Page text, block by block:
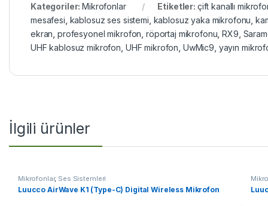
Kategoriler:Mikrofonlar Etiketler: çift kanallı
mesafesi kablosuz ses sistemi kablosuz yaka mikrofonu ,
ekran ,profesyonel mikrofon röportaj mikrofonu ,RX9
UHF kablosuz mikrofon UHF mikrofon UwMic9 yayın
İlgili ürünler
Mikrofonlar, Ses Sistemleri
Luucco AirWave K1 (Type-C) Digital Wireless Mikrofon